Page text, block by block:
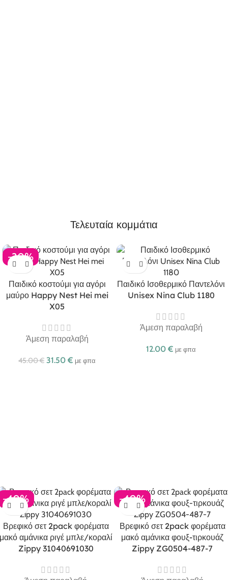
Τελευταία κομμάτια
-30%
Παιδικό κοστούμι για αγόρι
μαύρο Happy Nest Hei mei
X05
Άμεση παραλαβή
45.00€ 31.50 € με φπα
Παιδικό Ισοθερμικό Παντελόνι
Unisex Nina Club 1180
Άμεση παραλαβή
12.00 € με φπα
-40%
Βρεφικό σετ 2pack φορέματα
αμάνικα ριγέ μπλε/κοραλί
Zippy 31040691030
-40%
Βρεφικό σετ 2pack φορέματα
μακό αμάνικα φουξ-τιρκουάζ
Zippy ZG0504-487-7